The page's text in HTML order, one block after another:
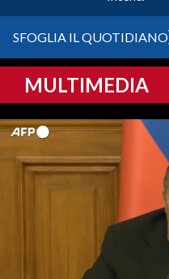
CRONACA SARDEGNA
PROVINCIA DI CAGLIARI
SULCIS IGLESIENTE
MEDIO CAMPIDANO
ORISTANO E PROVINCIA
SASSARI E PROVINCIA
SFOGLIA IL QUOTIDIANO
MULTIMEDIA